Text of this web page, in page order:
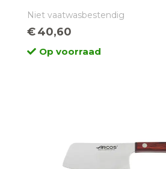
Niet vaatwasbestendig
€40,60
Op voorraad